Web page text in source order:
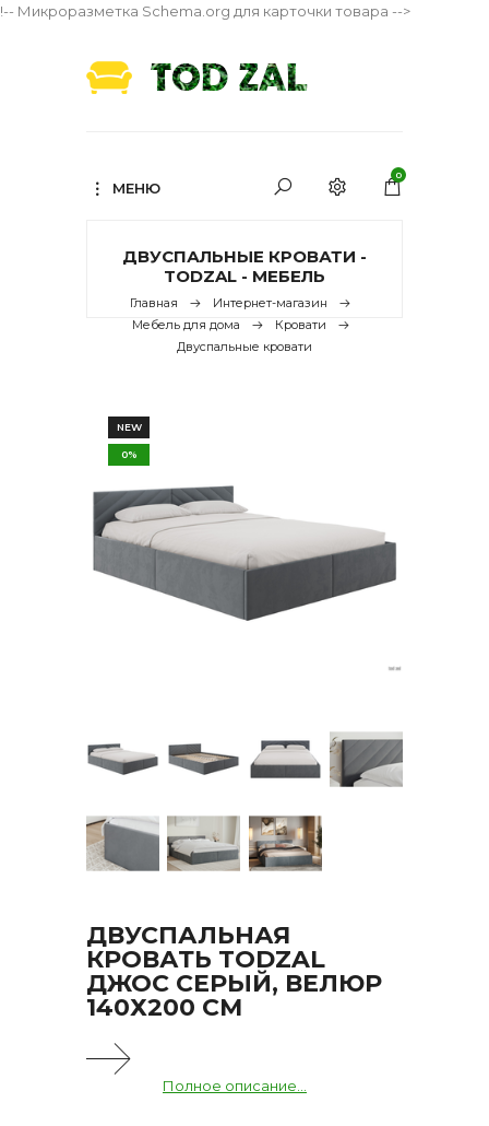
!-- Микроразметка Schema.org для карточки товара -->
МЕНЮ
0
ДВУСПАЛЬНЫЕ КРОВАТИ -
TODZAL - МЕБЕЛЬ
Главная
Интернет-магазин
Мебель для дома
Кровати
Двуспальные кровати
NEW
0%
ДВУСПАЛЬНАЯ
КРОВАТЬ TODZAL
ДЖОС СЕРЫЙ, ВЕЛЮР
140Х200 СМ
Полное описание...